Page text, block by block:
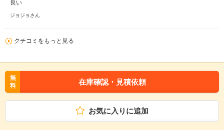
良い
ジョジョさん
クチコミをもっと見る
無
料
在庫確認・見積依頼
お気に入りに追加